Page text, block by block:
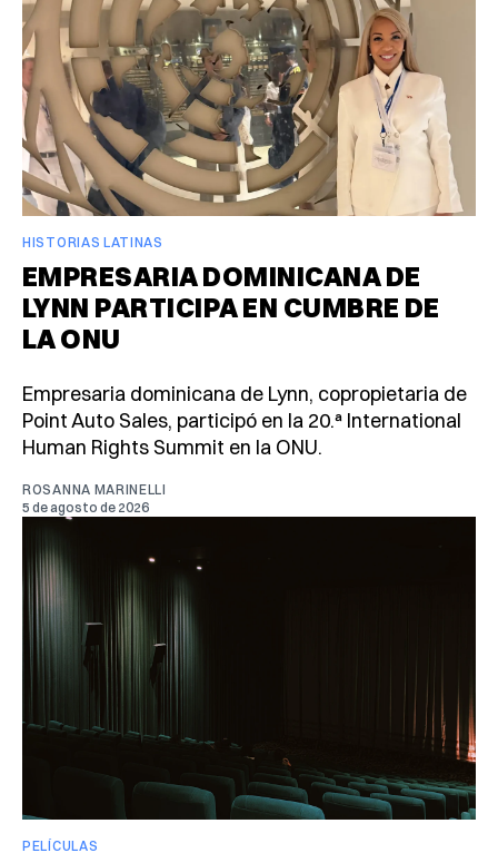
HISTORIAS LATINAS
EMPRESARIA DOMINICANA DE
LYNN PARTICIPA EN CUMBRE DE
LA ONU
Empresaria dominicana de Lynn, copropietaria de
Point Auto Sales, participó en la 20.ª International
Human Rights Summit en la ONU.
ROSANNA MARINELLI
5 de agosto de 2026
PELÍCULAS